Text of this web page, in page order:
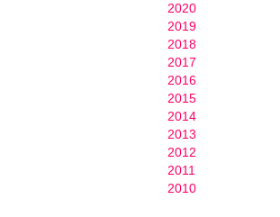
2020
2019
2018
2017
2016
2015
2014
2013
2012
2011
2010